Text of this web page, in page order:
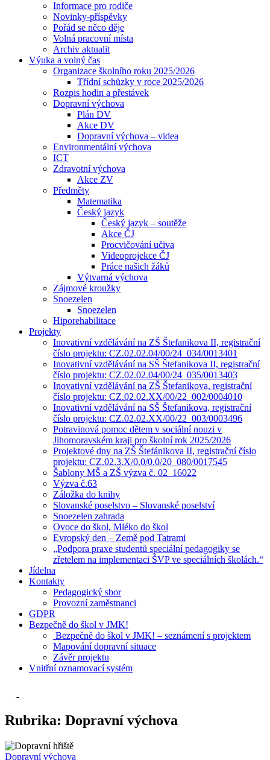
Informace pro rodiče
Novinky-příspěvky
Pořád se něco děje
Volná pracovní místa
Archiv aktualit
Výuka a volný čas
Organizace školního roku 2025/2026
Třídní schůzky v roce 2025/2026
Rozpis hodin a přestávek
Dopravní výchova
Plán DV
Akce DV
Dopravní výchova – videa
Environmentální výchova
ICT
Zdravotní výchova
Akce ZV
Předměty
Matematika
Český jazyk
Český jazyk – soutěže
Akce ČJ
Procvičování učiva
Videoprojekce ČJ
Práce našich žáků
Výtvarná výchova
Zájmové kroužky
Snoezelen
Snoezelen
Hiporehabilitace
Projekty
Inovativní vzdělávání na ZŠ Štefanikova II, registrační
číslo projektu: CZ.02.02.04/00/24_034/0013401
Inovativní vzdělávání na SŠ Štefanikova II, registrační
číslo projektu: CZ.02.02.04/00/24_035/0013403
Inovativní vzdělávání na ZŠ Štefanikova, registrační
číslo projektu: CZ.02.02.XX/00/22_002/0004010
Inovativní vzdělávání na SŠ Štefanikova, registrační
číslo projektu: CZ.02.02.XX/00/22_003/0003496
Potravinová pomoc dětem v sociální nouzi v
Jihomoravském kraji pro školní rok 2025/2026
Projektové dny na ZŠ Štefánikova II, registrační číslo
projektu: CZ.02.3.X/0.0/0.0/20_080/0017545
Šablony MŠ a ZŠ výzva č. 02 16022
Výzva č.63
Záložka do knihy
Slovanské poselstvo – Slovanské poselství
Snoezelen zahrada
Ovoce do škol, Mléko do škol
Evropský den – Země pod Tatrami
„Podpora praxe studentů speciální pedagogiky se
zřetelem na implementaci ŠVP ve speciálních školách.“
Jídelna
Kontakty
Pedagogický sbor
Provozní zaměstnanci
GDPR
Bezpečně do škol v JMK!
Bezpečně do škol v JMK! – seznámení s projektem
Mapování dopravní situace
Závěr projektu
Vnitřní oznamovací systém
Rubrika: Dopravní výchova
Dopravní výchova